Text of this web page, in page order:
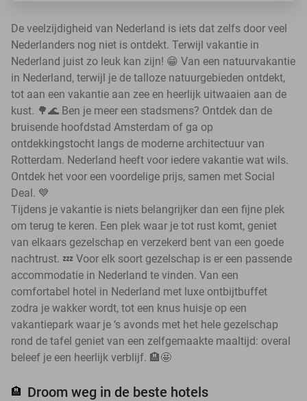
De veelzijdigheid van Nederland is iets dat zelfs door veel
Nederlanders nog niet is ontdekt. Terwijl vakantie in
Nederland juist zo leuk kan zijn! 😁 Van een natuurvakantie
in Nederland, terwijl je de talloze natuurgebieden ontdekt,
tot aan een vakantie aan zee en heerlijk uitwaaien aan de
kust. 🌳🌊 Ben je meer een stadsmens? Ontdek dan de
bruisende hoofdstad Amsterdam of ga op
ontdekkingstocht langs de moderne architectuur van
Rotterdam. Nederland heeft voor iedere vakantie wat wils.
Ontdek het voor een voordelige prijs, samen met Social
Deal. 💙
Tijdens je vakantie is niets belangrijker dan een fijne plek
om terug te keren. Een plek waar je tot rust komt, geniet
van elkaars gezelschap en verzekerd bent van een goede
nachtrust. 💤 Voor elk soort gezelschap is er een passende
accommodatie in Nederland te vinden. Van een
comfortabel hotel in Nederland met luxe ontbijtbuffet
zodra je wakker wordt, tot een knus huisje op een
vakantiepark waar je ‘s avonds met het hele gezelschap
rond de tafel geniet van een zelfgemaakte maaltijd: overal
beleef je een heerlijk verblijf. 🏨🤩
🏨 Droom weg in de beste hotels